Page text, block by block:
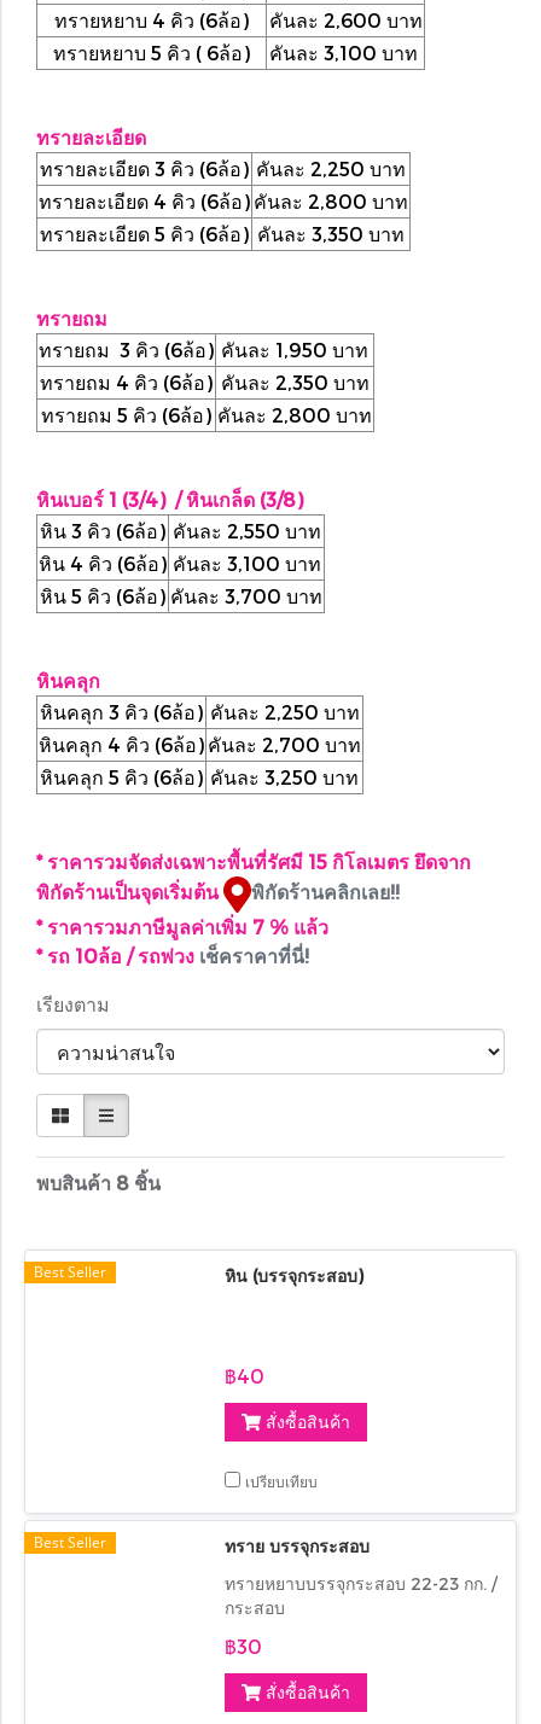
ทรายหยาบ 4 คิว (6ล้อ)
คันละ 2,600 บาท
ทรายหยาบ 5 คิว ( 6ล้อ)
คันละ 3,100 บาท
ทรายละเอียด
ทรายละเอียด 3 คิว (6ล้อ) คันละ 2,250 บาท
ทรายละเอียด 4 คิว (6ล้อ) คันละ 2,800 บาท
ทรายละเอียด 5 คิว (6ล้อ) คันละ 3,350 บาท
ทรายถม
ทรายถม 3 คิว (6ล้อ) คันละ 1,950 บาท
ทรายถม 4 คิว (6ล้อ) คันละ 2,350 บาท
ทรายถม 5 คิว (6ล้อ) คันละ 2,800 บาท
หินเบอร์ 1 (3/4) / หินเกล็ด (3/8)
หิน 3 คิว (6ล้อ) คันละ 2,550 บาท
หิน 4 คิว (6ล้อ) คันละ 3,100 บาท
หิน 5 คิว (6ล้อ) คันละ 3,700 บาท
หินคลุก
หินคลุก 3 คิว (6ล้อ) คันละ 2,250 บาท
หินคลุก 4 คิว (6ล้อ) คันละ 2,700 บาท
หินคลุก 5 คิว (6ล้อ) คันละ 3,250 บาท
* ราคารวมจัดส่งเฉพาะพื้นที่รัศมี 15 กิโลเมตร ยึดจาก
พิกัดร้านเป็นจุดเริ่มต้น
พิกัดร้านคลิกเลย!!
* ราคารวมภาษีมูลค่าเพิ่ม 7 % แล้ว
* รถ 10ล้อ / รถพ่วง เช็คราคาที่นี่!
เรียงตาม
พบสินค้า 8 ชิ้น
Best Seller หิน (บรรจุกระสอบ)
฿40
สั่งซื้อสินค้า
เปรียบเทียบ
Best Seller
ทราย บรรจุกระสอบ
ทรายหยาบบรรจุกระสอบ 22-23 กก. /
กระสอบ
฿30
สั่งซื้อสินค้า